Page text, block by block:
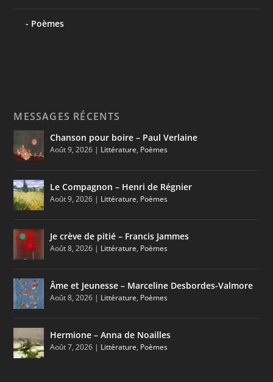
Poèmes
MESSAGES RÉCENTS
Chanson pour boire – Paul Verlaine
Août 9, 2026 | Littérature, Poèmes
Le Compagnon – Henri de Régnier
Août 9, 2026 | Littérature, Poèmes
Je crève de pitié – Francis Jammes
Août 8, 2026 | Littérature, Poèmes
Âme et Jeunesse – Marceline Desbordes-Valmore
Août 8, 2026 | Littérature, Poèmes
Hermione – Anna de Noailles
Août 7, 2026 | Littérature, Poèmes